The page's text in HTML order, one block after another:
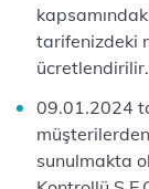
tarifenizdeki
ücretlendirilir.
09.01.2024
sunulmakta